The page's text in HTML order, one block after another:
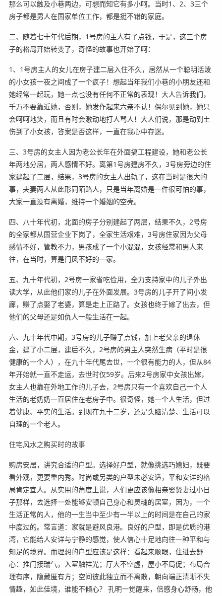
那么可以触及小巷两边，可想而知它有多小呵。当时1、2、3三个
房子都是男人在国家单位工作，都是挺不错的家庭。
二、随着七十年代后期，1号房的主人有了点钱，于是，这三个房
子的格局开始转变了，奇怪的故事也开始了呵：
1、1号房主人的女儿在房子建二层入住不久，居然从一个聪明活泼
的小女孩一夜之间成了一个疯子！想起当年我们小巷的小朋友还和
她经常一起玩，她一点也没有任何不正常的表现！大人告诉我们，
千万不要靠近她，否则，她发作起来六亲不认！偶尔见到她，她只
会呵呵地笑，而且有时会激动地打人骂人！大人们说，那是动到土
伤到了小女孩，答案是否这样，一直在我心中存迷。
三、3号房的女主人因为老公长年在外面搞工程建设，她和老公长
年两地分居，两人感情不好。离第1号房建房不久，3号房旁边的住
家建起了二层，结果，3号房的女主人出轨了，这在当时是很大的
事，夫妻两人从此形同陌路人，只是当年离婚是一件很可怕的事，
大家一直没有离婚，维持一个婚姻的空壳。
四、八十年代初，北面的房子分别建起了两层，结果不久，2号房
的全家都从国营企业下岗了，全家生活艰难，3号房住家因为父母
感情不好，管教不力，男孩成了一个小混混，女孩经常和男人来
往，在当时，算是门风不好的一家。
五、九十年代初，2号房一家省吃俭用，全力支持家中的儿子外出
读大学，从此他们家的儿子在外面发展。3号房的儿子开了间小发
廊，赚了点娶了老婆，算是走上正路了。女孩也终于嫁了出去，但
他们的父母还是如仇人一般生活在一起。
六、九十年代中期，3号房的儿子赚了点钱，加上老父亲的退休
金，建了小二层，建后不久，2号房的男主人突然生病（平时是很
健康的一个人），在九十年代尾去世，一个很有能力的人，但从84
年开始就一直不走运，去世时仅59岁。后来2号房家中女孩出嫁，
女主人也靠在外地工作的儿子去，2号房只有一个喜欢自己一个人
生活的老奶奶一直居住在老房子中。很奇怪，她一个人生活，但过
着健康、平实的生活。到现在九十二岁，还是头脑清楚、生活可以
自理的一个老人。
住宅风水之购买时的故事
购房安居，讲究合适的户型。选择好户型，就像挑选巧媳妇，既要
看外观，更要重内秀。时尚或另类的户型未必安适，平和安详的格
局肯定宜人。从实用的角度上说，人们更应该像相亲娶贤妻过小日
子那样，去选择一处能够安顿自己身心和灵魂的居室，因为，一个
生活正常的人，他的一生当中至少有一半以上的时间是在自己的家
中度过的。常言道：家就是避风良港。良好的户型，即是优质的港
湾，它能给人安详与宁静的感觉，使人信心十足地向往一种平和与
知足的境界。而理想的户型应该是这样：看起来顺眼，住进去舒
心：推门接瑞气，入室触祥光；厅大不空虚，屋小不局促；布局合
理有序，隐藏匿有方；空间彼此独立而不离散，朝向端正清晰不失
情趣，如此佳境，谁能不倾心？ 孔明一觉醒来，倍感身心舒畅，他